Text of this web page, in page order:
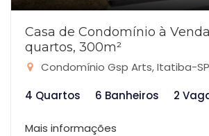
Casa de Condomínio à
quartos, 300m²
Condomínio Gsp Arts, Itatiba-SP
4 Quartos
6 Banheiros 2
Mais informações